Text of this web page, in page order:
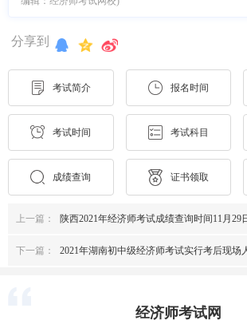
分享到
考试简介 报名时间
考试时间 考试科目
成绩查询 证书领取
上一篇： 陕西2021年经济师考试成绩查询时间11月29
下一篇： 2021年湖南初中级经济师考试实行考后现场
经济师考试网